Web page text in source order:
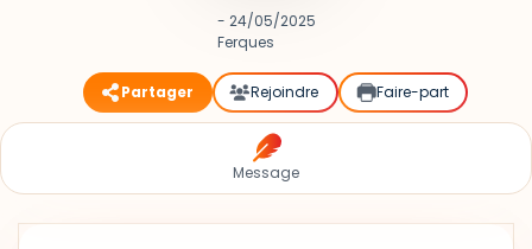
- 24/05/2025
Ferques
Partager Rejoindre Faire-part
Message